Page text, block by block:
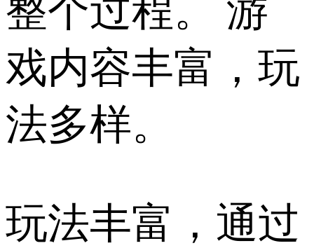
整个过程。 游
戏内容丰富，玩
法多样。
玩法丰富，通过